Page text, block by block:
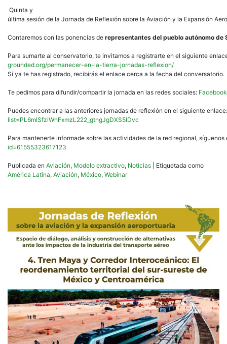
Quinta y
última sesión de la Jornada de Reflexión sobre la Aviación y la Expansión
Contaremos con las ponencias de representantes del pueblo autónomo de
Para sumarte al conservatorio, te invitamos a registrarte en el siguiente
grounded.org/permanecer-en-la-tierra-jornadas-reflexion/
Si ya te has registrado, recibirás el enlace cerca a la fecha del conversatorio.
Te pedimos para difundir/compartir la jornada en las redes sociales: Facebook
Puedes encontrar a las anteriores jornadas de reflexión en el siguiente
list=PL6mISfziWhFxmzL222_gtngJgDXS5lDvc
Para mantenerte informade sobre las actividades de la red regional,
id=61555323617123
Publicada en Aviación, Modelo extractivo, Noticias
Etiquetada como
América Latina, Aviación, México, Webinar